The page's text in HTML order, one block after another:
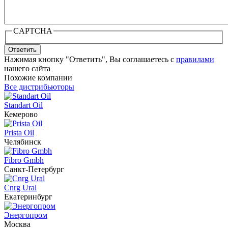
CAPTCHA
Ответить
Нажимая кнопку "Ответить", Вы соглашаетесь с правилами
нашего сайта
Похожие компании
Все дистрибьюторы
Standart Oil
Кемерово
Prista Oil
Челябинск
Fibro Gmbh
Санкт-Петербург
Cnrg Ural
Екатеринбург
Энергопром
Москва